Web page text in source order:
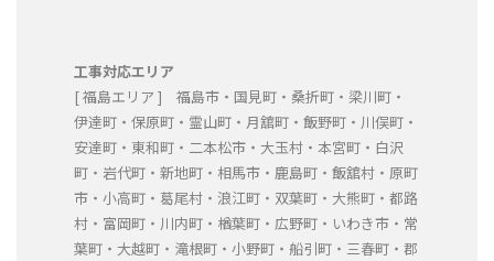
工事対応エリア
[ 福島エリア ] 福島市・国見町・桑折町・梁川町・
伊達町・保原町・霊山町・月舘町・飯野町・川俣町・
安達町・東和町・二本松市・大玉村・本宮町・白沢
町・岩代町・新地町・相馬市・鹿島町・飯舘村・原町
市・小高町・葛尾村・浪江町・双葉町・大熊町・都路
村・富岡町・川内町・楢葉町・広野町・いわき市・常
葉町・大越町・滝根町・小野町・船引町・三春町・郡